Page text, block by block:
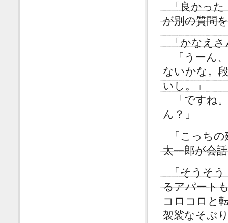
「良かっ
が別の質問
「かなえ
「うーん、
ないかな。
いし。」
「ですね。
ん？」
「こっち
太一郎が会
「そうそ
るアパート
コロコロと
袈裟なそぶ